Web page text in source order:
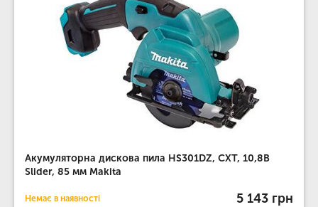
Акумуляторна дискова пила HS301DZ, CXT, 10,8В
Slider, 85 мм Makita
Немає в наявності 5 143 грн